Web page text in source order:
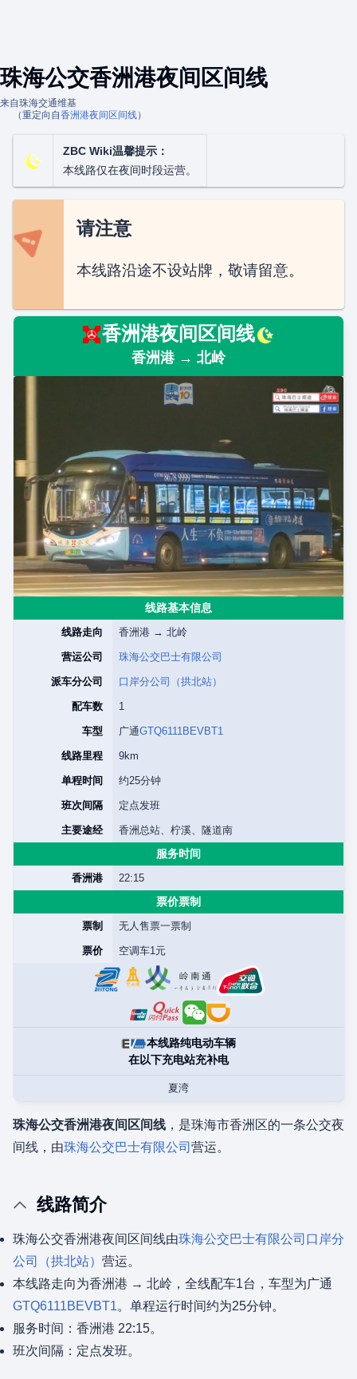
珠海公交香洲港夜间区间线
来自珠海交通维基
（重定向自香洲港夜间区间线）
ZBC Wiki温馨提示：
本线路仅在夜间时段运营。
请注意
本线路沿途不设站牌，敬请留意。
香洲港夜间区间线
香洲港 → 北岭
线路基本信息
线路走向 香洲港 → 北岭
营运公司 珠海公交巴士有限公司
派车分公司 口岸分公司（拱北站）
配车数 1
车型 广通GTQ6111BEVBT1
线路里程 9km
单程时间 约25分钟
班次间隔 定点发班
主要途经 香洲总站、柠溪、隧道南
服务时间
香洲港 22:15
票价票制
票制 无人售票一票制
票价 空调车1元
本线路纯电动车辆
在以下充电站充补电
夏湾
珠海公交香洲港夜间区间线 ，是珠海市香洲区的一条公交夜
间线，由珠海公交巴士有限公司 营运。
线路简介
珠海公交香洲港夜间区间线由珠海公交巴士有限公司 口岸分
公司（拱北站） 营运。
本线路走向为香洲港 → 北岭，全线配车1台，车型为广通
GTQ6111BEVBT1。单程运行时间约为25分钟。
服务时间：香洲港 22:15。
班次间隔：定点发班。